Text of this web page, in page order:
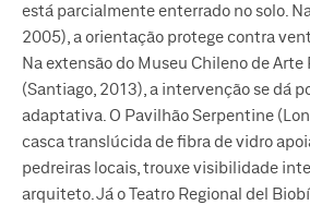
está parcialmente enterrado no solo.
2005), a orientação protege contra
Na extensão do Museu Chileno de
(Santiago, 2013), a intervenção se dá
adaptativa. O Pavilhão Serpentine
casca translúcida de fibra de vidro
pedreiras locais, trouxe visibilidade
arquiteto. Já o Teatro Regional del